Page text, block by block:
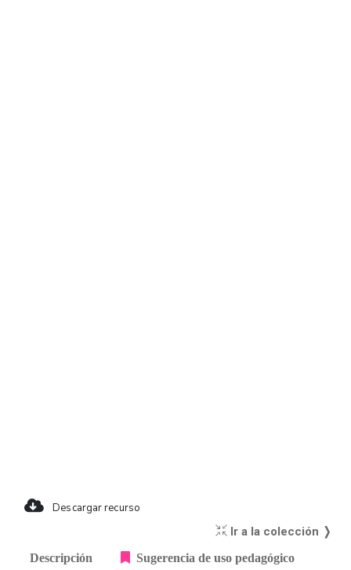
Descargar recurso
Ir a la colección ❭
Descripción Sugerencia de uso pedagógico